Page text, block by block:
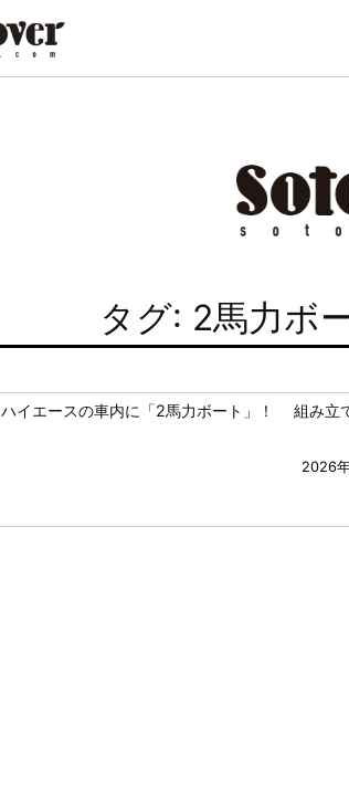
タグ: 2馬力ボ
ハイエースの車内に「2馬力ボート」！ 組み立
2026